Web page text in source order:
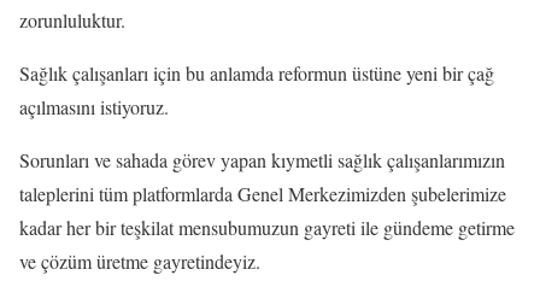
zorunluluktur.
Sağlık çalışanları için bu anlamda reformun üstüne yeni bir çağ
açılmasını istiyoruz.
Sorunları ve sahada görev yapan kıymetli sağlık çalışanlarımızın
taleplerini tüm platformlarda Genel Merkezimizden şubelerimize
kadar her bir teşkilat mensubumuzun gayreti ile gündeme getirme
ve çözüm üretme gayretindeyiz.